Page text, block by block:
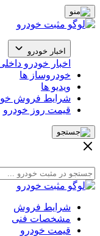
اخبار خودرو
اخبار خودرو
خودروساز ها
ویدیو ها
شرایط فروش
قیمت روز خودرو
شرایط فروش
مشخصات فنی
قیمت خودرو